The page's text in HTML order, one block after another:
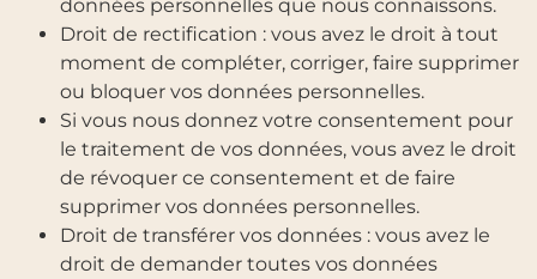
données personnelles que nous connaissons.
Droit de rectification : vous avez le droit à tout
moment de compléter, corriger, faire supprimer
ou bloquer vos données personnelles.
Si vous nous donnez votre consentement pour
le traitement de vos données, vous avez le droit
de révoquer ce consentement et de faire
supprimer vos données personnelles.
Droit de transférer vos données : vous avez le
droit de demander toutes vos données